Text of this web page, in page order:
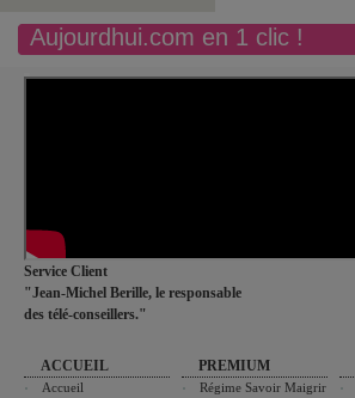
Aujourdhui.com en 1 clic !
Service Client
"Jean-Michel Berille, le responsable
des télé-conseillers."
ACCUEIL
Accueil
PREMIUM
Régime Savoir Maigrir